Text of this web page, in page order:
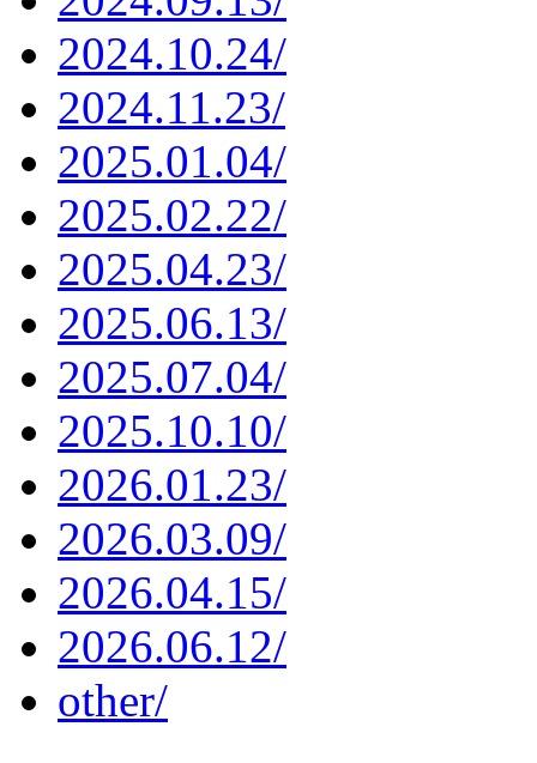
2024.10.24/
2024.11.23/
2025.01.04/
2025.02.22/
2025.04.23/
2025.06.13/
2025.07.04/
2025.10.10/
2026.01.23/
2026.03.09/
2026.04.15/
2026.06.12/
other/